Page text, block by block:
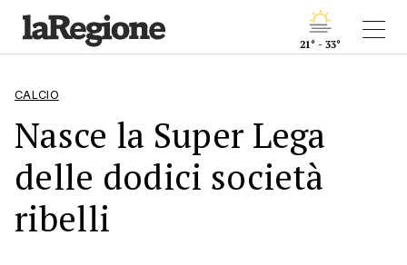
21° - 33°
CALCIO
Nasce la Super Lega
delle dodici società
ribelli